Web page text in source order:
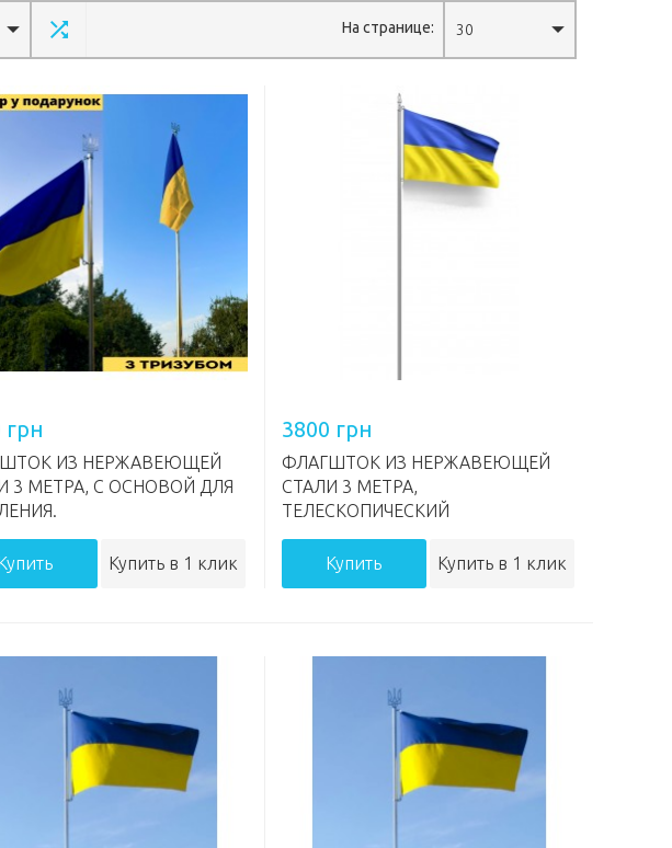
На странице: 30
грн
ИЗ НЕРЖАВЕЮЩЕЙ
3 МЕТРА, С ОСНОВОЙ ДЛЯ
Купить в 1 клик
3800 грн
ФЛАГШТОК ИЗ НЕРЖАВЕЮЩЕЙ
СТАЛИ 3 МЕТРА,
ТЕЛЕСКОПИЧЕСКИЙ
Купить Купить в 1 клик